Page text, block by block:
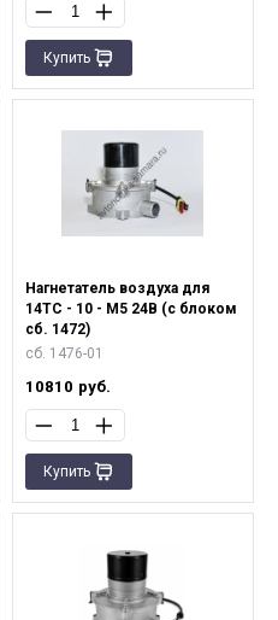
Купить
Нагнетатель воздуха для
14ТС - 10 - М5 24В (с блоком
сб. 1472)
сб. 1476-01
10810 руб.
Купить